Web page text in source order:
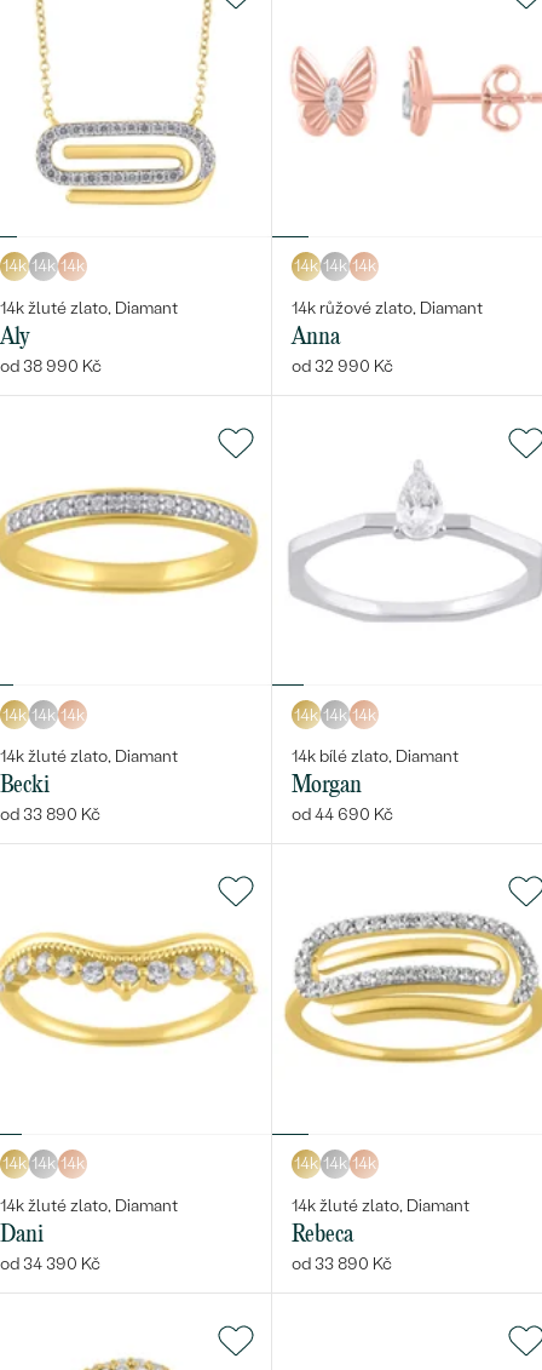
14k 14k 14k
14k žluté zlato, Diamant
Aly
od 38 990 Kč
14k 14k 14k
14k růžové zlato, Diamant
Anna
od 32 990 Kč
14k 14k 14k
14k žluté zlato, Diamant
Becki
od 33 890 Kč
14k 14k 14k
14k bílé zlato, Diamant
Morgan
od 44 690 Kč
14k 14k 14k
14k žluté zlato, Diamant
Dani
od 34 390 Kč
14k 14k 14k
14k žluté zlato, Diamant
Rebeca
od 33 890 Kč